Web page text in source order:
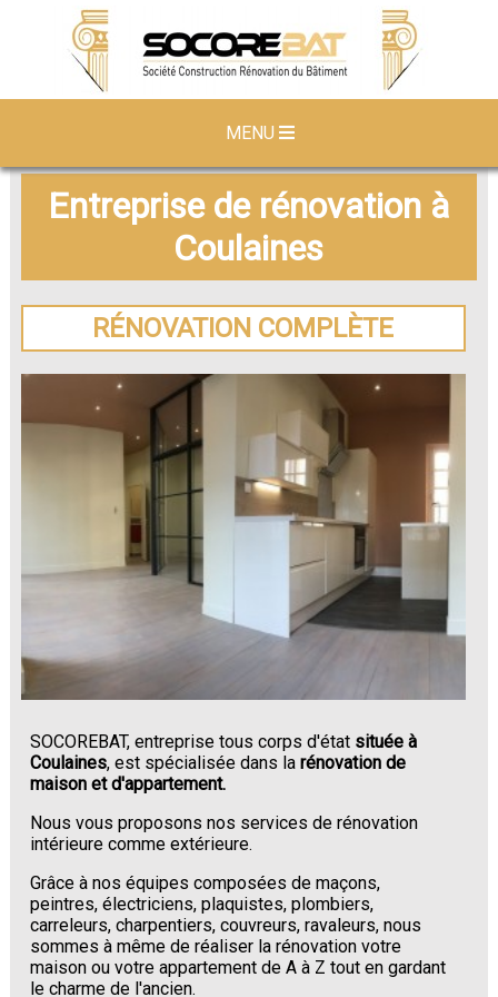
MENU
Entreprise de rénovation à
Coulaines
RÉNOVATION COMPLÈTE
SOCOREBAT, entreprise tous corps d'état située à
Coulaines, est spécialisée dans larénovation de
maison et d'appartement.
Nous vous proposons nos services de rénovation
intérieure comme extérieure.
Grâce à nos équipes composées de maçons,
peintres, électriciens, plaquistes, plombiers,
carreleurs, charpentiers, couvreurs, ravaleurs, nous
sommes à même de réaliser la rénovation votre
maison ou votre appartement de A à Z tout en gardant
le charme de l'ancien.